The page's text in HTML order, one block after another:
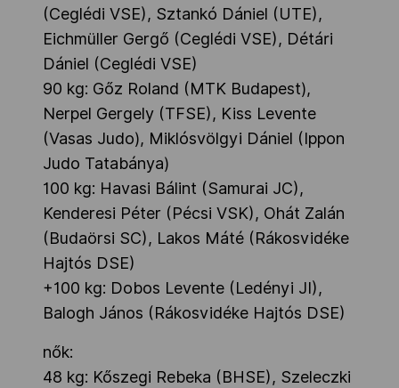
(Ceglédi VSE), Sztankó Dániel (UTE),
Eichmüller Gergő (Ceglédi VSE), Détári
Dániel (Ceglédi VSE)
90 kg: Gőz Roland (MTK Budapest),
Nerpel Gergely (TFSE), Kiss Levente
(Vasas Judo), Miklósvölgyi Dániel (Ippon
Judo Tatabánya)
100 kg: Havasi Bálint (Samurai JC),
Kenderesi Péter (Pécsi VSK), Ohát Zalán
(Budaörsi SC), Lakos Máté (Rákosvidéke
Hajtós DSE)
+100 kg: Dobos Levente (Ledényi JI),
Balogh János (Rákosvidéke Hajtós DSE)
nők:
48 kg: Kőszegi Rebeka (BHSE), Szeleczki